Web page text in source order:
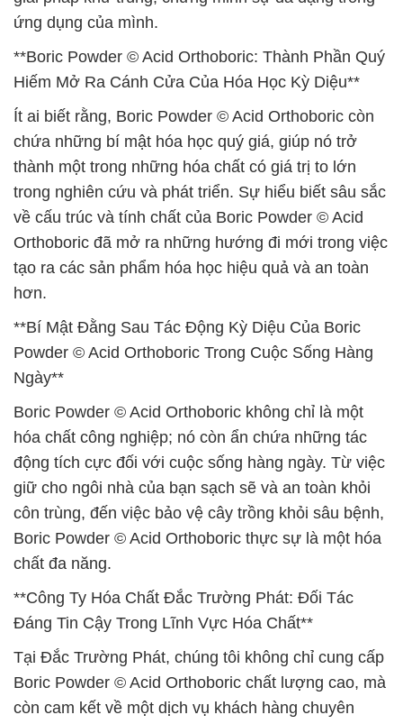
ứng dụng của mình.
**Boric Powder © Acid Orthoboric: Thành Phần Quý
Hiếm Mở Ra Cánh Cửa Của Hóa Học Kỳ Diệu**
Ít ai biết rằng, Boric Powder © Acid Orthoboric còn
chứa những bí mật hóa học quý giá, giúp nó trở
thành một trong những hóa chất có giá trị to lớn
trong nghiên cứu và phát triển. Sự hiểu biết sâu sắc
về cấu trúc và tính chất của Boric Powder © Acid
Orthoboric đã mở ra những hướng đi mới trong việc
tạo ra các sản phẩm hóa học hiệu quả và an toàn
hơn.
**Bí Mật Đằng Sau Tác Động Kỳ Diệu Của Boric
Powder © Acid Orthoboric Trong Cuộc Sống Hàng
Ngày**
Boric Powder © Acid Orthoboric không chỉ là một
hóa chất công nghiệp; nó còn ẩn chứa những tác
động tích cực đối với cuộc sống hàng ngày. Từ việc
giữ cho ngôi nhà của bạn sạch sẽ và an toàn khỏi
côn trùng, đến việc bảo vệ cây trồng khỏi sâu bệnh,
Boric Powder © Acid Orthoboric thực sự là một hóa
chất đa năng.
**Công Ty Hóa Chất Đắc Trường Phát: Đối Tác
Đáng Tin Cậy Trong Lĩnh Vực Hóa Chất**
Tại Đắc Trường Phát, chúng tôi không chỉ cung cấp
Boric Powder © Acid Orthoboric chất lượng cao, mà
còn cam kết về một dịch vụ khách hàng chuyên